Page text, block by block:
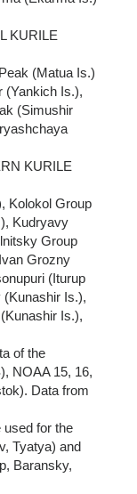
KURILE
(Matua Is.)
(Yankich Is.),
(Simushir
KURILE
Kolokol Group
Kudryavy
Group
Grozny
(Iturup
(Kunashir Is.),
Is.),
of the
NOAA 15, 16,
Data from
used for the
Tyatya) and
Baransky,